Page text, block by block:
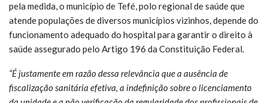
pela medida, o município de Tefé, polo regional de saúde que
atende populações de diversos municípios vizinhos, depende do
funcionamento adequado do hospital para garantir o direito à
saúde assegurado pelo Artigo 196 da Constituição Federal.
“É justamente em razão dessa relevância que a ausência de
fiscalização sanitária efetiva, a indefinição sobre o licenciamento